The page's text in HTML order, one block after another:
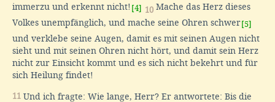
immerzu und erkennt nicht! [4] 10 Mache das Herz dieses
Volkes unempfänglich, und mache seine Ohren schwer[5]
und verklebe seine Augen, damit es mit seinen Augen nicht
sieht und mit seinen Ohren nicht hört, und damit sein Herz
nicht zur Einsicht kommt und es sich nicht bekehrt und für
sich Heilung findet!
11 Und ich fragte: Wie lange, Herr? Er antwortete: Bis die